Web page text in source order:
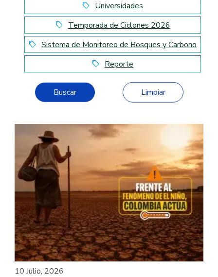
local_offer Universidades
local_offer Temporada de Ciclones 2026
local_offer Sistema de Monitoreo de Bosques y Carbono
local_offer Reporte
10 Julio, 2026